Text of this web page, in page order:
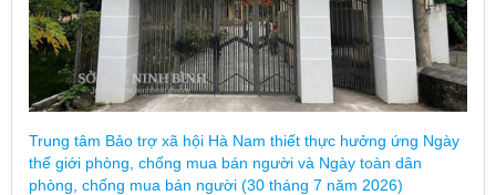
Trung tâm Bảo trợ xã hội Hà Nam thiết thực hưởng ứng Ngày
thế giới phòng, chống mua bán người và Ngày toàn dân
phòng, chống mua bán người (30 tháng 7 năm 2026)